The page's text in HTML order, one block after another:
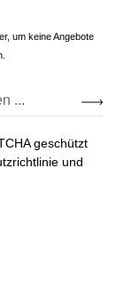
um keine Angebote
geschützt
und